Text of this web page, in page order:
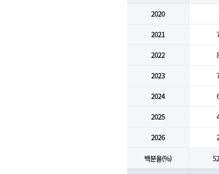
2020
2021
2022
2023
2024
2025
2026
백분율(%)